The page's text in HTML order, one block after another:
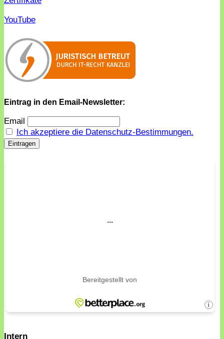
YouTube
Eintrag in den Email-Newsletter:
Email
Ich akzeptiere die Datenschutz-Bestimmungen.
Intern